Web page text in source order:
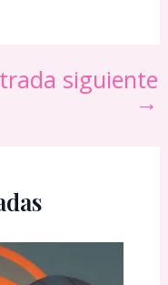
siguiente
→